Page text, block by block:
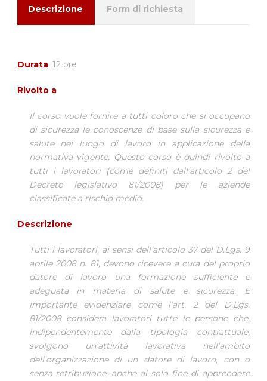
Descrizione Form di richiesta
Durata: 12 ore
Rivolto a
Il corso vuole fornire a tutti coloro che si occupano
di sicurezza le conoscenze di base sulla sicurezza e
salute nei luogo di lavoro in applicazione della
normativa vigente. Questo corso è quindi rivolto a
tutti i lavoratori (come definiti dall’articolo 2 del
Decreto legislativo 81/2008) per le aziende
classificate a rischio medio.
Descrizione
Tutti i lavoratori, ai sensi dell’articolo 37 del D.Lgs. 9
aprile 2008 n. 81, devono ricevere a cura del proprio
datore di lavoro una formazione sufficiente e
adeguata in materia di salute e sicurezza. È
importante evidenziare come l’art. 2 del D.Lgs.
81/2008 considera lavoratori tutte le persone che,
indipendentemente dalla tipologia contrattuale,
svolgono un’attività lavorativa nell’ambito
dell‘organizzazione di un datore di lavoro, con o
senza retribuzione, anche al solo fine di apprendere